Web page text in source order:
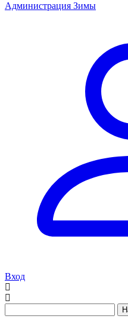
Администрация Зимы
Вход